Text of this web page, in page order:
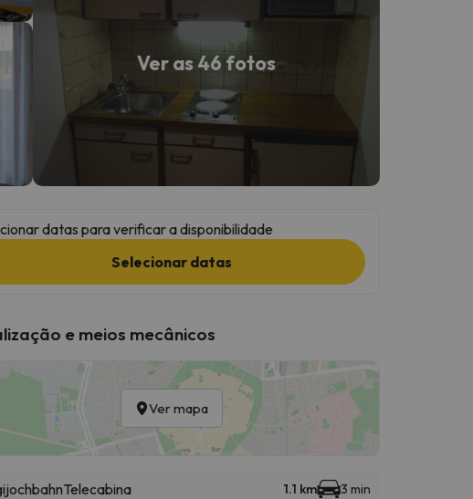
Ver as 46 fotos
datas para verificar a disponibilidade
Selecionar datas
e meios mecânicos
Ver mapa
Telecabina 1.1 km 3 min